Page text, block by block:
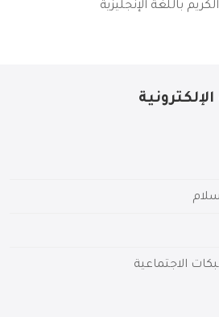
باللغة الإنجليزية
الاجتماعية